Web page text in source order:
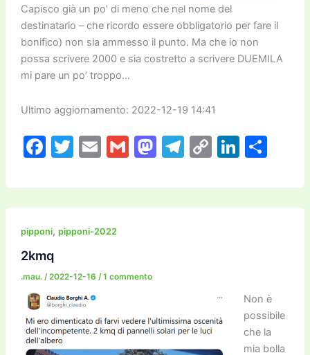
Capisco già un po’ di meno che nel nome del
destinatario – che ricordo essere obbligatorio per fare il
bonifico) non sia ammesso il punto. Ma che io non
possa scrivere 2000 e sia costretto a scrivere DUEMILA
mi pare un po’ troppo…
Ultimo aggiornamento: 2022-12-19 14:41
F
c
e
b
o
o
k
T
itt
er
E
ai
l
G
ai
l
M
st
o
T
e
gr
C
p
y
Li
k
e
C
n
di
pipponi, pipponi-2022
2kmq
.mau. /2022-12-16 /1 commento
Non è
possibile
che la
mia bolla